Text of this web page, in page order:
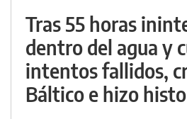
Tras 55 horas
dentro del agua y
intentos fallidos,
Báltico e hizo